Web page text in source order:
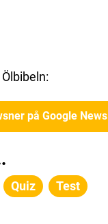
på Google News
Quiz Test